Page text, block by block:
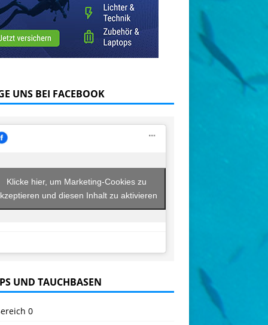
UNS BEI FACEBOOK
Klicke hier, um Marketing-Cookies zu
und diesen Inhalt zu aktivieren
UND TAUCHBASEN
0